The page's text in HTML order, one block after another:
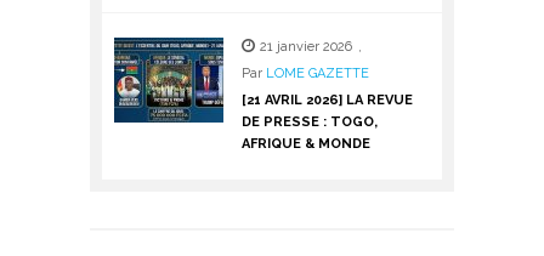
21 janvier 2026 ,
Par LOME GAZETTE
[21 AVRIL 2026] LA REVUE
DE PRESSE : TOGO,
AFRIQUE & MONDE